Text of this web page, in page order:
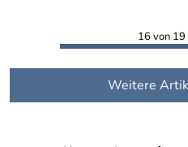
16 von
Weitere